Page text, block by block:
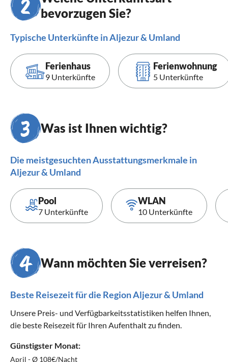
bevorzugen Sie?
Typische Unterkünfte in Aljezur & Umland
Ferienhaus
9 Unterkünfte
Ferienwohnung
5 Unterkünfte
Was ist Ihnen wichtig?
Die meistgesuchten Ausstattungsmerkmale in
Aljezur & Umland
Pool
7 Unterkünfte
WLAN
10 Unterkünfte
Wann möchten Sie verreisen?
Beste Reisezeit für die Region Aljezur & Umland
Unsere Preis- und Verfügbarkeitsstatistiken helfen Ihnen,
die beste Reisezeit für Ihren Aufenthalt zu finden.
Günstigster Monat:
April - Ø 108€/Nacht